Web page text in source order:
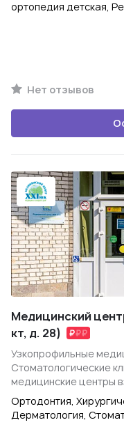
ортопедия детская,
Нет отзывов
Медицинский
кт, д. 28)
Узкопрофильные
Стоматологические
медицинские центры
Ортодонтия,
Дерматология,